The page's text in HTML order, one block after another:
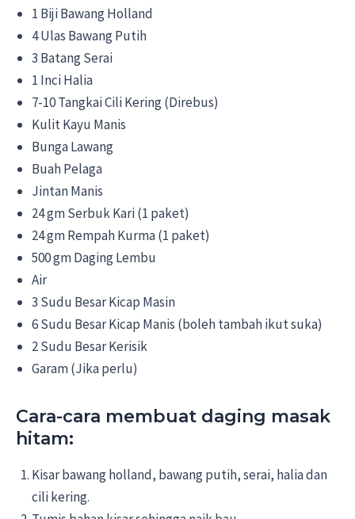
1 Biji Bawang Holland
4 Ulas Bawang Putih
3 Batang Serai
1 Inci Halia
7-10 Tangkai Cili Kering (Direbus)
Kulit Kayu Manis
Bunga Lawang
Buah Pelaga
Jintan Manis
24 gm Serbuk Kari (1 paket)
24 gm Rempah Kurma (1 paket)
500 gm Daging Lembu
Air
3 Sudu Besar Kicap Masin
6 Sudu Besar Kicap Manis (boleh tambah ikut suka)
2 Sudu Besar Kerisik
Garam (Jika perlu)
Cara-cara membuat daging masak
hitam:
Kisar bawang holland, bawang putih, serai, halia dan
cili kering.